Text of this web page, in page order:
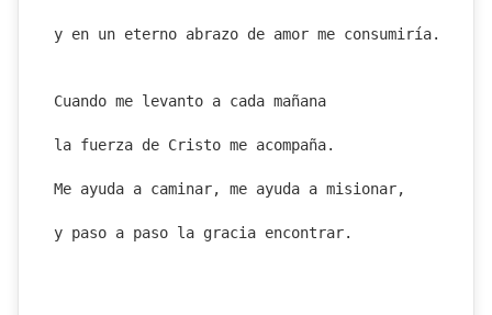
y en un eterno abrazo de amor me consumiría.
Cuando me levanto a cada mañana
la fuerza de Cristo me acompaña.
Me ayuda a caminar, me ayuda a misionar,
y paso a paso la gracia encontrar.